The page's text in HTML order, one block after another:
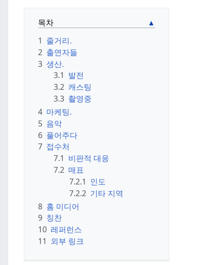
목차
1 줄거리.
2 출연자들
3 생산.
3.1 발전
3.2 캐스팅
3.3 촬영중
4 마케팅.
5 음악
6 풀어주다
7 접수처
7.1 비판적 대응
7.2 매표
7.2.1 인도
7.2.2 기타 지역
8 홈 미디어
9 칭찬
10 레퍼런스
11 외부 링크